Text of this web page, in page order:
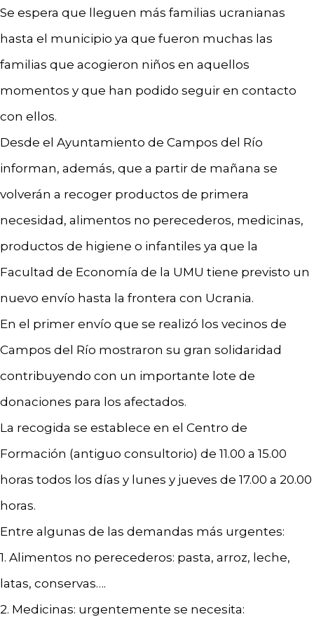
Se espera que lleguen más familias ucranianas
hasta el municipio ya que fueron muchas las
familias que acogieron niños en aquellos
momentos y que han podido seguir en contacto
con ellos.
Desde el Ayuntamiento de Campos del Río
informan, además, que a partir de mañana se
volverán a recoger productos de primera
necesidad, alimentos no perecederos, medicinas,
productos de higiene o infantiles ya que la
Facultad de Economía de la UMU tiene previsto un
nuevo envío hasta la frontera con Ucrania.
En el primer envío que se realizó los vecinos de
Campos del Río mostraron su gran solidaridad
contribuyendo con un importante lote de
donaciones para los afectados.
La recogida se establece en el Centro de
Formación (antiguo consultorio) de 11.00 a 15.00
horas todos los días y lunes y jueves de 17.00 a 20.00
horas.
Entre algunas de las demandas más urgentes:
1. Alimentos no perecederos: pasta, arroz, leche,
latas, conservas….
2. Medicinas: urgentemente se necesita: